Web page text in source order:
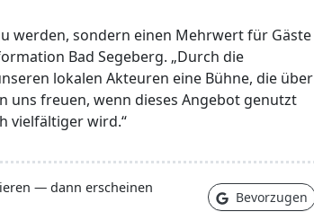
werden, sondern einen Mehrwert für Gäste
Bad Segeberg. „Durch die
lokalen Akteuren eine Bühne, die über
uns freuen, wenn dieses Angebot genutzt
vielfältiger wird.“
— dann erscheinen
Bevorzugen